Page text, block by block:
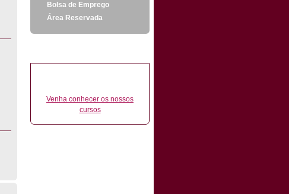
Bolsa de Emprego
Área Reservada
Venha conhecer os nossos
cursos